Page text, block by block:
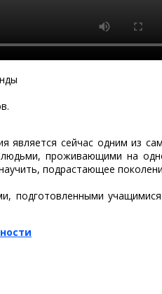
является сейчас одним из
проживающими на
подрастающее
подготовленными